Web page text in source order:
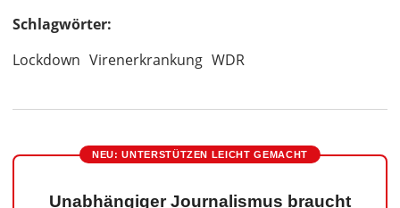
Schlagwörter:
Lockdown Virenerkrankung WDR
NEU: UNTERSTÜTZEN LEICHT GEMACHT
Unabhängiger Journalismus braucht